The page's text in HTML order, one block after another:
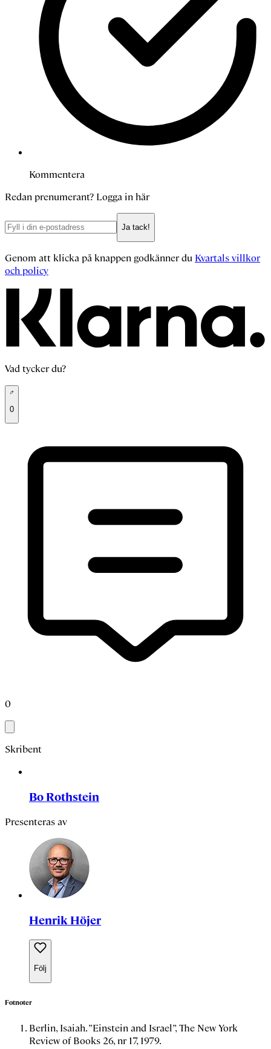
Kommentera
Redan prenumerant? Logga in här
Ja tack!
Genom att klicka på knappen godkänner du Kvartals villkor
och policy
Vad tycker du?
0
0
Skribent
Bo Rothstein
Presenteras av
Henrik Höjer
Följ
Fotnoter
Berlin, Isaiah. ”Einstein and Israel”, The New York
Review of Books 26, nr 17, 1979.